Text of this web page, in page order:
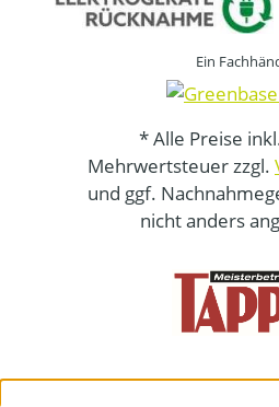
Ein
* Alle Preise
Mehrwertsteuer zzgl.
und ggf.
nicht anders